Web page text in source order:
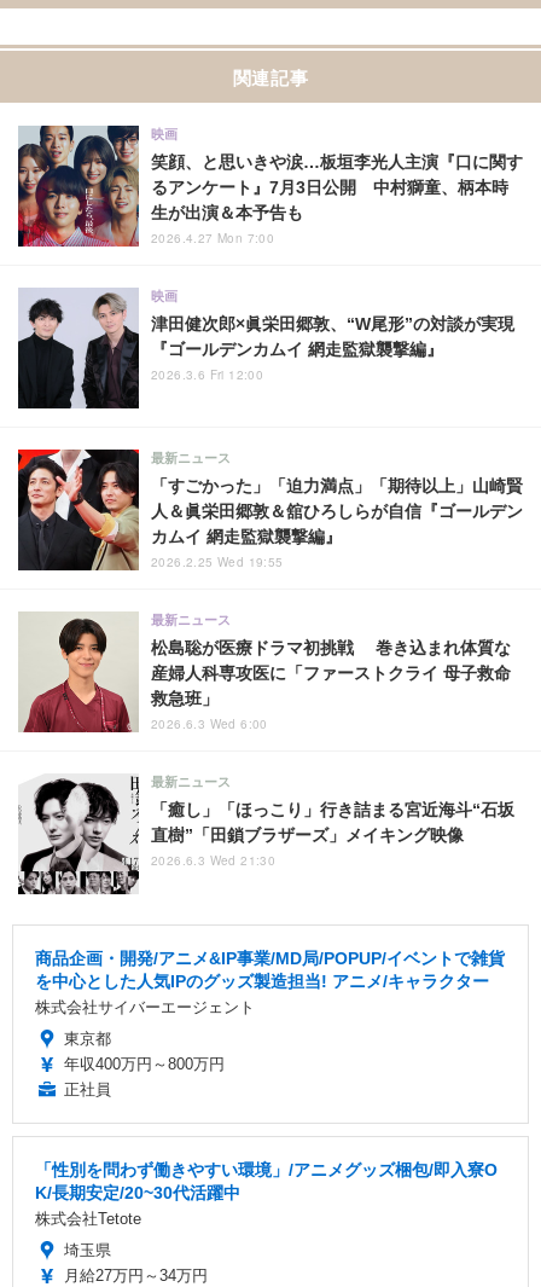
関連記事
笑顔、と思いきや涙…板垣李光人主演『口に関す
るアンケート』7月3日公開 中村獅童、柄本時
生が出演＆本予告も
映画
2026.4.27 Mon 7:00
津田健次郎×眞栄田郷敦、“W尾形”の対談が実現
『ゴールデンカムイ 網走監獄襲撃編』
映画
2026.3.6 Fri 12:00
「すごかった」「迫力満点」「期待以上」山崎賢
人＆眞栄田郷敦＆舘ひろしらが自信『ゴールデン
カムイ 網走監獄襲撃編』
最新ニュース
2026.2.25 Wed 19:55
松島聡が医療ドラマ初挑戦 巻き込まれ体質な
産婦人科専攻医に「ファーストクライ 母子救命
救急班」
最新ニュース
2026.6.3 Wed 6:00
「癒し」「ほっこり」行き詰まる宮近海斗“石坂
直樹”「田鎖ブラザーズ」メイキング映像
最新ニュース
2026.6.3 Wed 21:30
商品企画・開発/アニメ&IP事業/MD局/POPUP/イベントで雑貨
を中心とした人気IPのグッズ製造担当! アニメ/キャラクター
株式会社サイバーエージェント
東京都
年収400万円～800万円
正社員
「性別を問わず働きやすい環境」/アニメグッズ梱包/即入寮O
K/長期安定/20~30代活躍中
株式会社Tetote
埼玉県
月給27万円～34万円